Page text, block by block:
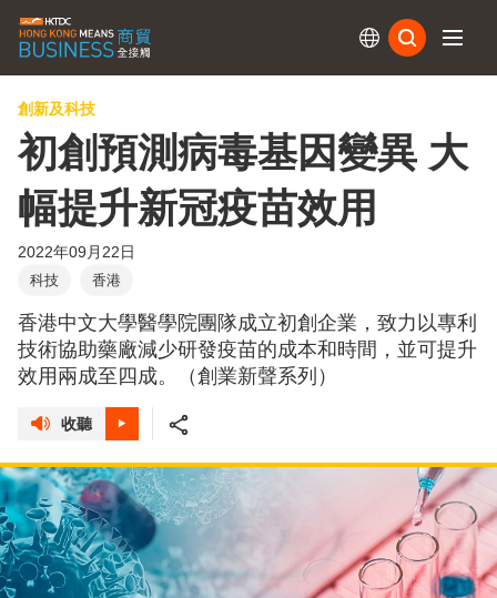
創新及科技
初創預測病毒基因變異 大
幅提升新冠疫苗效用
2022年09月22日
科技 香港
香港中文大學醫學院團隊成立初創企業，致力以專利
技術協助藥廠減少研發疫苗的成本和時間，並可提升
效用兩成至四成。（創業新聲系列）
收聽